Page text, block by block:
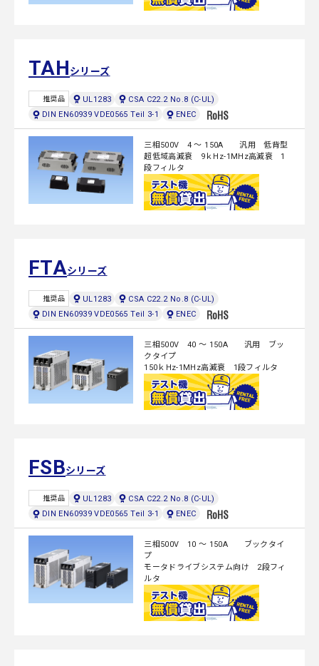
TAHシリーズ
推奨品 UL1283
CSA C22.2 No.8 (C-UL)
DIN EN60939 VDE0565 Teil 3-1
ENEC
三相500V 4 ～ 150A 汎用 低背型
超低域高減衰 9ｋHz-1MHz高減衰 1
段フィルタ
FTAシリーズ
推奨品 UL1283
CSA C22.2 No.8 (C-UL)
DIN EN60939 VDE0565 Teil 3-1
ENEC
三相500V 40 ～ 150A 汎用 ブッ
クタイプ
150ｋHz-1MHz高減衰 1段フィルタ
FSBシリーズ
推奨品 UL1283
CSA C22.2 No.8 (C-UL)
DIN EN60939 VDE0565 Teil 3-1
ENEC
三相500V 10 ～ 150A ブックタイ
プ
モータドライブシステム向け 2段フィ
ルタ